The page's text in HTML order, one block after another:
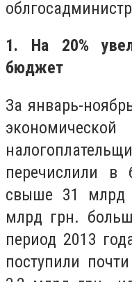
1. На 20%
бюджет
За январь-
перечислили в
свыше 31 млрд
млрд грн.
период 2013
поступили